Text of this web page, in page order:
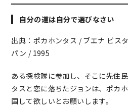
自分の道は自分で選びなさい
出典：ポカホンタス / ブエナ ビス
パン / 1995
ある探検隊に参加し、そこに先住
タスと恋に落ちたジョンは、ポカ
国して欲しいとお願いします。